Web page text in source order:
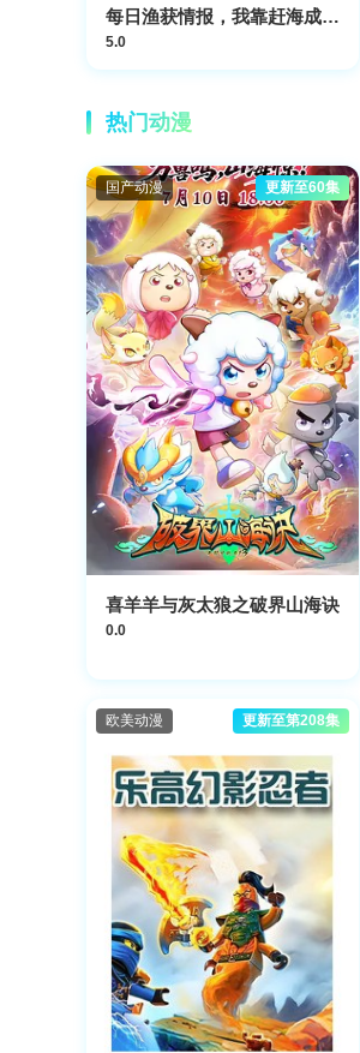
每日渔获情报，我靠赶海成为首富
5.0
热门动漫
国产动漫 更新至60集
喜羊羊与灰太狼之破界山海诀
0.0
欧美动漫 更新至第208集